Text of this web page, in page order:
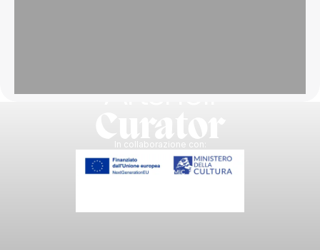
Artshell
Curator
per HYPERDESIGN
In collaborazione con: